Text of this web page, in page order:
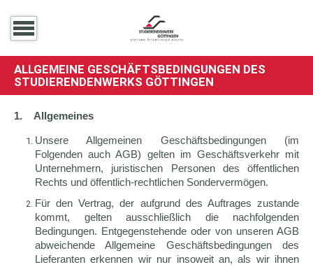
ALLGEMEINE GESCHÄFTSBEDINGUNGEN DES
STUDIERENDENWERKS GÖTTINGEN
1. Allgemeines
Unsere Allgemeinen Geschäftsbedingungen (im
Folgenden auch AGB) gelten im Geschäftsverkehr mit
Unternehmern, juristischen Personen des öffentlichen
Rechts und öffentlich-rechtlichen Sondervermögen.
Für den Vertrag, der aufgrund des Auftrages zustande
kommt, gelten ausschließlich die nachfolgenden
Bedingungen. Entgegenstehende oder von unseren AGB
abweichende Allgemeine Geschäftsbedingungen des
Lieferanten erkennen wir nur insoweit an, als wir ihnen